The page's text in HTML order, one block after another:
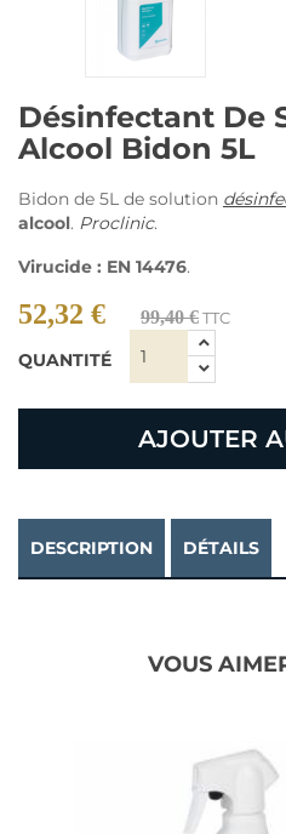
Désinfectant De
Alcool Bidon 5L
Bidon de 5L de solution
alcool. Proclinic.
Virucide : EN 14476.
52,32 € 99,40 €TTC
QUANTITÉ
AJOUTER
DESCRIPTION DÉTAILS
VOUS